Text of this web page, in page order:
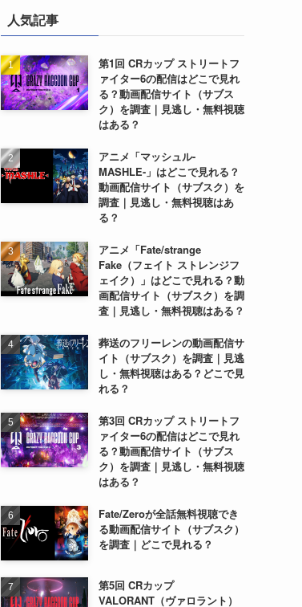
人気記事
第1回 CRカップ ストリートフ
ァイター6の配信はどこで見れ
る？動画配信サイト（サブス
ク）を調査｜見逃し・無料視聴
はある？
アニメ「マッシュル-
MASHLE-」はどこで見れる？
動画配信サイト（サブスク）を
調査｜見逃し・無料視聴はあ
る？
アニメ「Fate/strange
Fake（フェイト ストレンジフ
ェイク）」はどこで見れる？動
画配信サイト（サブスク）を調
査｜見逃し・無料視聴はある？
葬送のフリーレンの動画配信サ
イト（サブスク）を調査｜見逃
し・無料視聴はある？どこで見
れる？
第3回 CRカップ ストリートフ
ァイター6の配信はどこで見れ
る？動画配信サイト（サブス
ク）を調査｜見逃し・無料視聴
はある？
Fate/Zeroが全話無料視聴でき
る動画配信サイト（サブスク）
を調査｜どこで見れる？
第5回 CRカップ
VALORANT（ヴァロラント）